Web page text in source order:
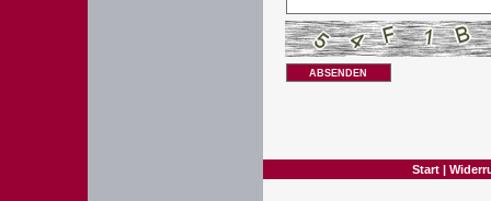
ABSENDEN
Start |